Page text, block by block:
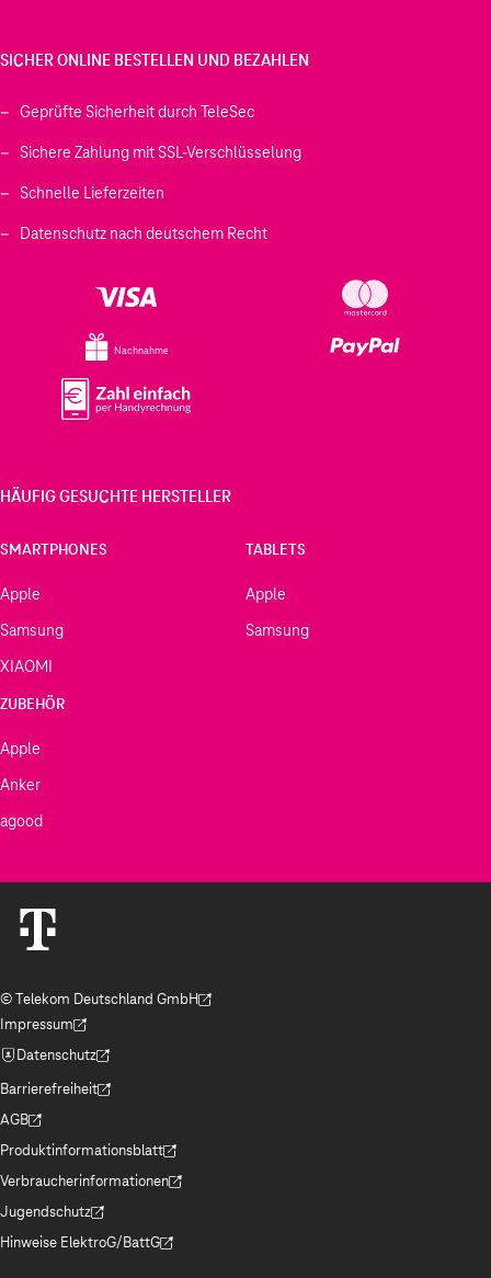
SICHER ONLINE BESTELLEN UND BEZAHLEN
Geprüfte Sicherheit durch TeleSec
Sichere Zahlung mit SSL-Verschlüsselung
Schnelle Lieferzeiten
Datenschutz nach deutschem Recht
Nachnahme
HÄUFIG GESUCHTE HERSTELLER
SMARTPHONES
Apple
Samsung
XIAOMI
TABLETS
Apple
Samsung
ZUBEHÖR
Apple
Anker
agood
© Telekom Deutschland GmbH
(Der Link wird in einem neuen Tab geöffnet)
Impressum
(Der Link wird in einem neuen Tab geöffnet)
Datenschutz
(Der Link wird in einem neuen Tab geöffnet)
Barrierefreiheit
(Der Link wird in einem neuen Tab geöffnet)
AGB
(Der Link wird in einem neuen Tab geöffnet)
Produktinformationsblatt
(Der Link wird in einem neuen Tab geöffnet)
Verbraucherinformationen
(Der Link wird in einem neuen Tab geöffnet)
Jugendschutz
(Der Link wird in einem neuen Tab geöffnet)
Hinweise ElektroG/BattG
(Der Link wird in einem neuen Tab geöffnet)